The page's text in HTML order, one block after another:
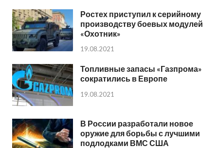
Ростех приступил к серийному
производству боевых модулей
«Охотник»
19.08.2021
Топливные запасы «Газпрома»
сократились в Европе
19.08.2021
В России разработали новое
оружие для борьбы с лучшими
подлодками ВМС США